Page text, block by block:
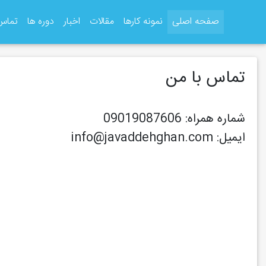
صفحه اصلی نمونه کارها مقالات اخبار دوره ها
تماس با من
شماره همراه: 09019087606
ایمیل: info@javaddehghan.com